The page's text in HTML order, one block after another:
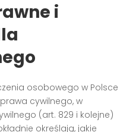
i
osobowego w Polsce
cywilnego, w
(art. 829 i kolejne)
określają, jakie